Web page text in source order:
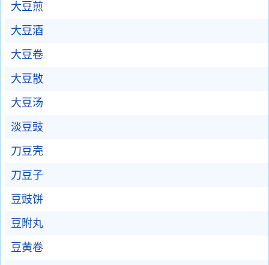
大豆煎
大豆酒
大豆卷
大豆散
大豆汤
淡豆豉
刀豆壳
刀豆子
豆豉饼
豆附丸
豆黄卷